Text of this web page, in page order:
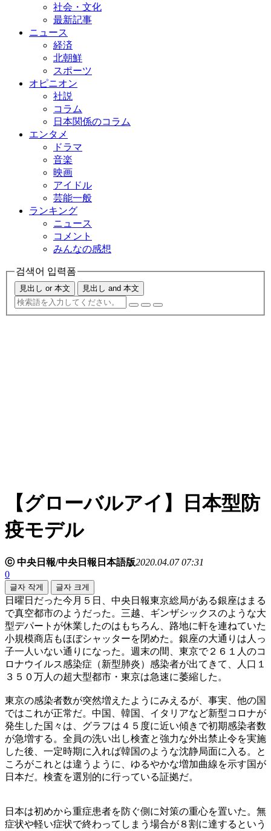
社会・文化
最新記事
ニュース
経済
北朝鮮
スポーツ
オピニオン
社説
コラム
日本関係のコラム
エンタメ
ドラマ
音楽
映画
アイドル
芸能一般
ランキング
ニュース
コメント
みんなの感想
검색어 입력폼
見出し or 本文 見出し and 本文
【グローバルアイ】日本型防
疫モデル
ⓒ 中央日報/中央日報日本語版2020.04.07 07:31
0
글자 작게 글자 크게
日曜日だった今月５日、中央日報東京総局がある銀座はまる
で真空都市のようだった。三越、ギンザシックスのような大
型デパートが休業したのはもちろん、路地に軒を連ねていた
小規模商店もほぼシャッターを閉めた。銀座の大通りは人っ
子一人いない通りになった。週末の間、東京で２６１人のコ
ロナウイルス感染症（新型肺炎）感染者が出てきて、人口１
３５０万人の超大型都市・東京は急速に萎縮した。
東京の感染者数が突然増えたようにみえるが、事実、他の国
ではこれが正常だ。中国、韓国、イタリアなど新型コロナが
発生した国々は、グラフは４５度に近い傾きで初期感染者数
が急増する。全員の洗い出し検査と強力な外出禁止令を実施
した後、一定時期に入れば韓国のような沈静局面に入る。と
ころがこれとは違うように、ゆるやかな増加曲線を示す国が
日本だ。検査を選別的に行っている証拠だ。
日本は初めから重症患者を防ぐ側に対策の重心を置いた。無
症状や軽い症状で終わってしまう場合が８割に達するという